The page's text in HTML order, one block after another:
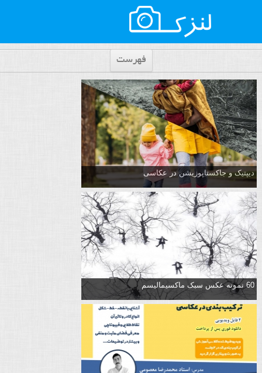
فهرست
دیپتیک و جاکستا‌پوزیشن در عکاسی
60 نمونه عکس سبک ماکسیمالیسم